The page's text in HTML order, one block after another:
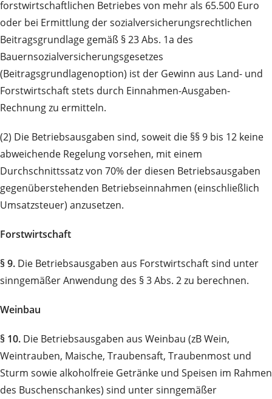
forstwirtschaftlichen Betriebes von mehr als 65.500 Euro
oder bei Ermittlung der sozialversicherungsrechtlichen
Beitragsgrundlage gemäß § 23 Abs. 1a des
Bauernsozialversicherungsgesetzes
(Beitragsgrundlagenoption) ist der Gewinn aus Land- und
Forstwirtschaft stets durch Einnahmen-Ausgaben-
Rechnung zu ermitteln.
(2) Die Betriebsausgaben sind, soweit die §§ 9 bis 12 keine
abweichende Regelung vorsehen, mit einem
Durchschnittssatz von 70% der diesen Betriebsausgaben
gegenüberstehenden Betriebseinnahmen (einschließlich
Umsatzsteuer) anzusetzen.
Forstwirtschaft
§ 9. Die Betriebsausgaben aus Forstwirtschaft sind unter
sinngemäßer Anwendung des § 3 Abs. 2 zu berechnen.
Weinbau
§ 10. Die Betriebsausgaben aus Weinbau (zB Wein,
Weintrauben, Maische, Traubensaft, Traubenmost und
Sturm sowie alkoholfreie Getränke und Speisen im Rahmen
des Buschenschankes) sind unter sinngemäßer